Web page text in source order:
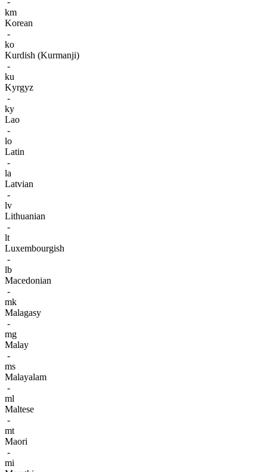
km
Korean
-
ko
Kurdish (Kurmanji)
-
ku
Kyrgyz
-
ky
Lao
-
lo
Latin
-
la
Latvian
-
lv
Lithuanian
-
lt
Luxembourgish
-
lb
Macedonian
-
mk
Malagasy
-
mg
Malay
-
ms
Malayalam
-
ml
Maltese
-
mt
Maori
-
mi